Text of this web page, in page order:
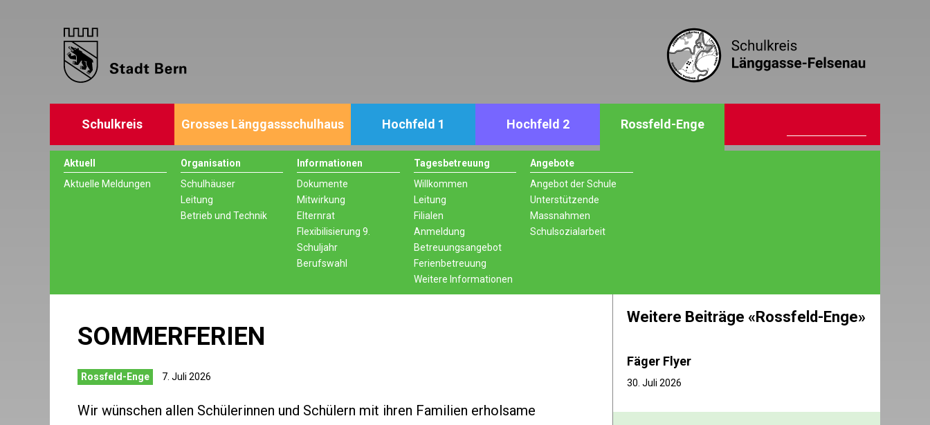
Schulkreis Grosses Länggassschulhaus Hochfeld 1 Hochfeld 2 Rossfeld-Enge
Aktuell
Aktuelle Meldungen
Organisation
Schulhäuser
Leitung
Betrieb und Technik
Informationen
Dokumente
Mitwirkung
Elternrat
Flexibilisierung 9.
Schuljahr
Berufswahl
Tagesbetreuung
Willkommen
Leitung
Filialen
Anmeldung
Betreuungsangebot
Ferienbetreuung
Weitere Informationen
Angebote
Angebot der Schule
Unterstützende
Massnahmen
Schulsozialarbeit
SOMMERFERIEN
Rossfeld-Enge 7. Juli 2026
Wir wünschen allen Schülerinnen und Schülern mit ihren Familien erholsame
Weitere Beiträge «Rossfeld-Enge»
Fäger Flyer
30. Juli 2026